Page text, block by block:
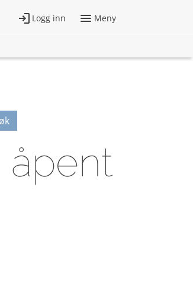
åpent